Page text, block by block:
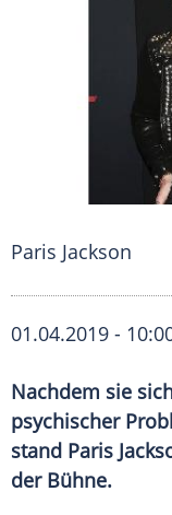
Paris Jackson
01.04.2019 -
Nachdem sie
psychischer
stand Paris
der Bühne.